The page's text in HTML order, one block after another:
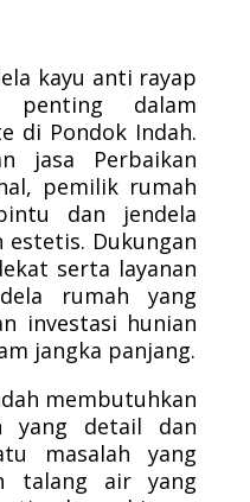
kayu anti rayap
penting dalam
di Pondok Indah.
jasa Perbaikan
pemilik rumah
dan jendela
Dukungan
serta layanan
rumah yang
investasi hunian
jangka panjang.
membutuhkan
yang detail dan
masalah yang
talang air yang